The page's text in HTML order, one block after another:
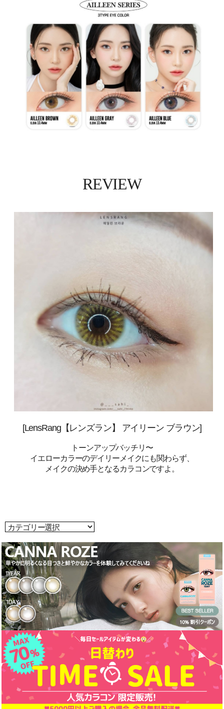
REVIEW
[LensRang【レンズラン】 アイリーン ブラウン]
トーンアップバッチリ〜
イエローカラーのデイリーメイクにも関わらず、
メイクの決め手となるカラコンですよ。